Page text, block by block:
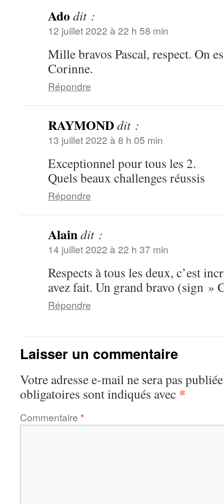
Ado dit :
12 juillet 2022 à 22 h 58 min
Mille bravos Pascal, respect. On
Corinne.
Répondre
RAYMONDdit :
13 juillet 2022 à 8 h 05 min
Exceptionnel pour tous les 2.
Quels beaux challenges réussis
Répondre
Alaindit :
14 juillet 2022 à 22 h 37 min
Respects à tous les deux, c’est
avez fait. Un grand bravo (sign »
Répondre
Laisser un commentaire
Votre adresse e-mail ne sera pas
obligatoires sont indiqués avec *
Commentaire *